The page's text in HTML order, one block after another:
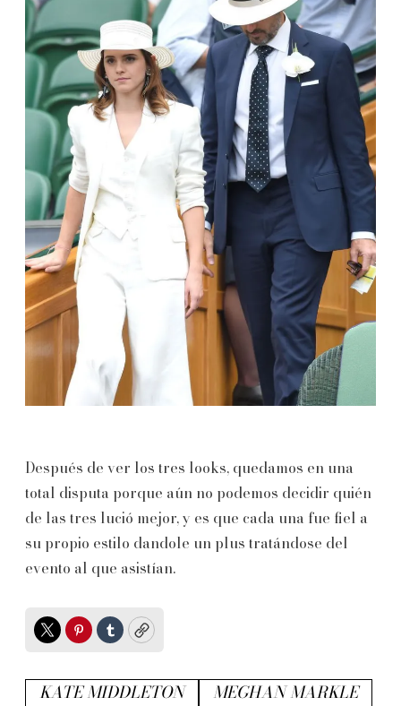
Después de ver los tres looks, quedamos en una
total disputa porque aún no podemos decidir quién
de las tres lució mejor, y es que cada una fue fiel a
su propio estilo dandole un plus tratándose del
evento al que asistían.
TwitterPinterest
TumblrCopy
KATE MIDDLETON
MEGHAN MARKLE